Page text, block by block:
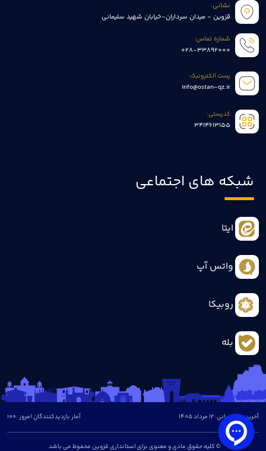
نشانی:
قزوین - میدان سرداران-خیابان شهید سلیمانی
شماره تماس:
028-33892000
پست الکترونیک:
info@ostan-qz.ir
کدپستی:
3414613155
شبکه های اجتماعی
ایتا
واتس آپ
روبیکا
بله
آخرین بروزرسانی: 12 مرداد 1405
© کلیه حقوق مادی و معنوی برای استانداری قزوین محفوظ می باشد
آمار بازدیدکنندگان امروز :100